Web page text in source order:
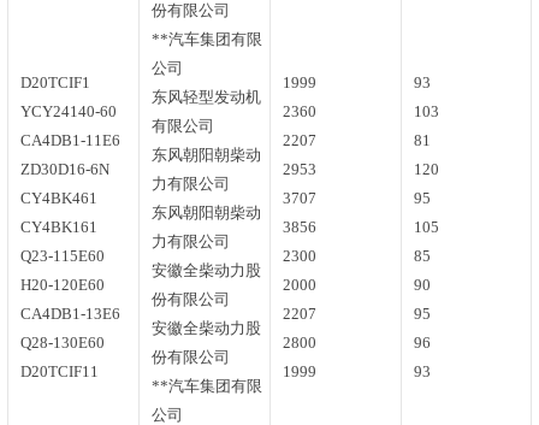
D20TCIF1
YCY24140-60
CA4DB1-11E6
ZD30D16-6N
CY4BK461
CY4BK161
Q23-115E60
H20-120E60
CA4DB1-13E6
Q28-130E60
D20TCIF11
份有限公司
**汽车集团有限
公司
东风轻型发动机
有限公司
东风朝阳朝柴动
力有限公司
东风朝阳朝柴动
力有限公司
安徽全柴动力股
份有限公司
安徽全柴动力股
份有限公司
**汽车集团有限
公司
1999
2360
2207
2953
3707
3856
2300
2000
2207
2800
1999
93
103
81
120
95
105
85
90
95
96
93